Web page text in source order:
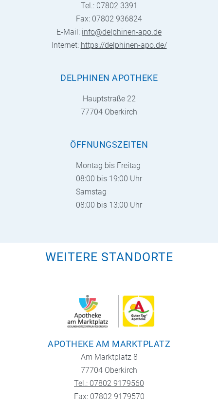
Tel.: 07802 3391
Fax: 07802 936824
E-Mail: info@delphinen-apo.de
Internet: https://delphinen-apo.de/
DELPHINEN APOTHEKE
Hauptstraße 22
77704 Oberkirch
ÖFFNUNGSZEITEN
Montag bis Freitag
08:00 bis 19:00 Uhr
Samstag
08:00 bis 13:00 Uhr
WEITERE STANDORTE
APOTHEKE AM MARKTPLATZ
Am Marktplatz 8
77704 Oberkirch
Tel.: 07802 9179560
Fax: 07802 9179570